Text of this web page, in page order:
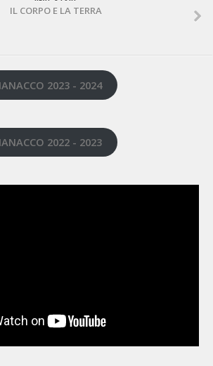
IL CORPO E LA TERRA
2023 - 2024
2022 - 2023